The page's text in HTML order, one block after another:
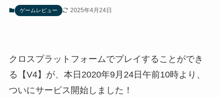
ゲームレビュー 2025年4月24日
クロスプラットフォームでプレイすることができ
る【V4】が、本日2020年9月24日午前10時より、
ついにサービス開始しました！